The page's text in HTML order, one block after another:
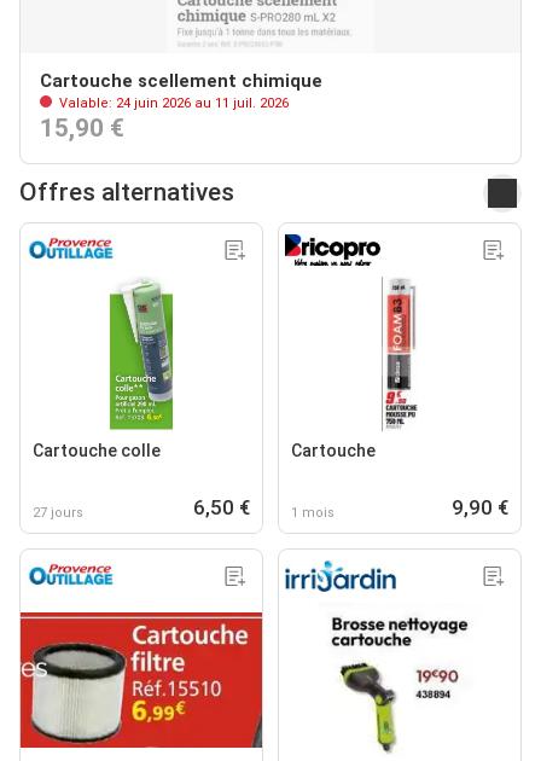
Cartouche scellement chimique
Valable: 24 juin 2026 au 11 juil. 2026
15,90 €
Offres alternatives
Cartouche colle
27 jours 6,50 €
Cartouche
1 mois 9,90 €